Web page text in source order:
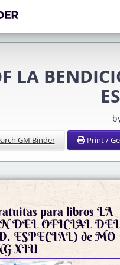
LA
GM Binder Print /
para libros LA
DEL OFICIAL
ESPECIAL) de MO
XIU